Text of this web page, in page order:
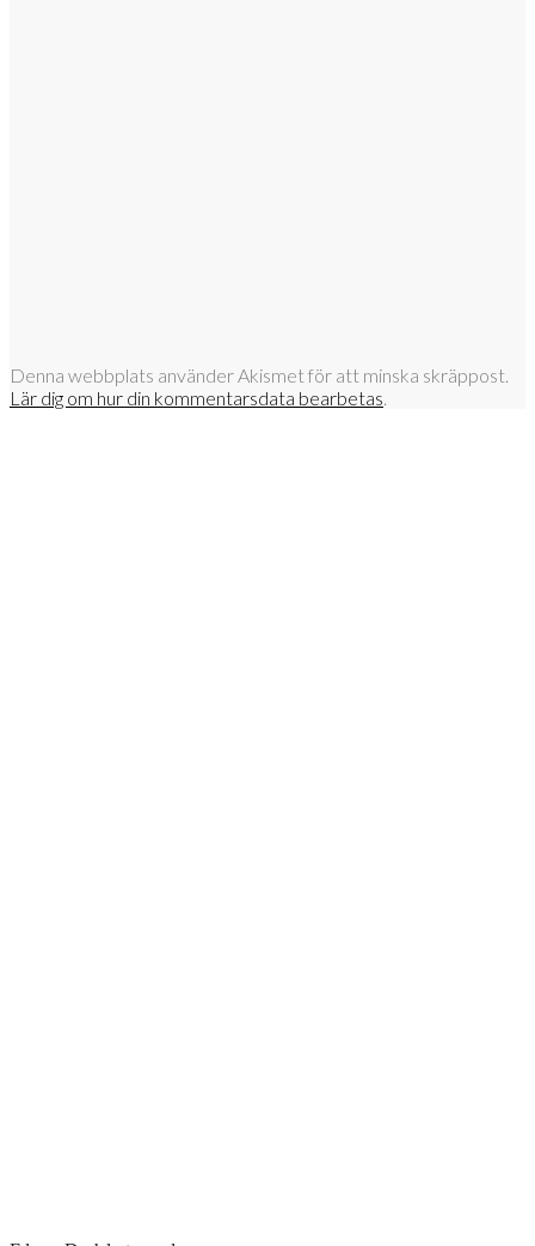
Denna webbplats använder Akismet för att minska skräppost.
Lär dig om hur din kommentarsdata bearbetas.